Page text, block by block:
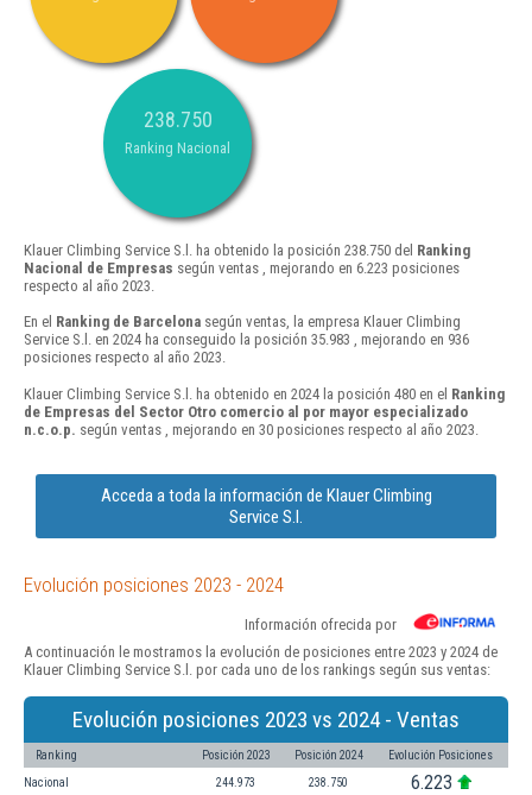
238.750
Ranking Nacional
Klauer Climbing Service S.l. ha obtenido la posición 238.750 del Ranking
Nacional de Empresas según ventas , mejorando en 6.223 posiciones
respecto al año 2023.
En el Ranking de Barcelona según ventas, la empresa Klauer Climbing
Service S.l. en 2024 ha conseguido la posición 35.983 , mejorando en 936
posiciones respecto al año 2023.
Klauer Climbing Service S.l. ha obtenido en 2024 la posición 480 en el Ranking
de Empresas del Sector Otro comercio al por mayor especializado
n.c.o.p. según ventas , mejorando en 30 posiciones respecto al año 2023.
Acceda a toda la información de Klauer Climbing
Service S.l.
Evolución posiciones 2023 - 2024
Información ofrecida por
A continuación le mostramos la evolución de posiciones entre 2023 y 2024 de
Klauer Climbing Service S.l. por cada uno de los rankings según sus ventas:
Evolución posiciones 2023 vs 2024 - Ventas
Ranking Posición 2023 Posición 2024 Evolución Posiciones
Nacional 244.973 238.750 6.223